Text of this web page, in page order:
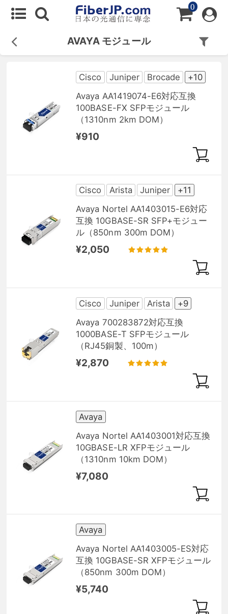
0
AVAYA モジュール
Cisco Juniper Brocade
+10
Avaya AA1419074-E6対応互換
100BASE-FX SFPモジュール
（1310nm 2km DOM）
¥910
Cisco Arista Juniper
+11
Avaya Nortel AA1403015-E6対応
互換 10GBASE-SR SFP+モジュー
ル（850nm 300m DOM）
¥2,050
Cisco Juniper Arista
+9
Avaya 700283872対応互換
1000BASE-T SFPモジュール
（RJ45銅製、100m）
¥2,870
Avaya
Avaya Nortel AA1403001対応互換
10GBASE-LR XFPモジュール
（1310nm 10km DOM）
¥7,080
Avaya
Avaya Nortel AA1403005-ES対応
互換 10GBASE-SR XFPモジュール
（850nm 300m DOM）
¥5,740